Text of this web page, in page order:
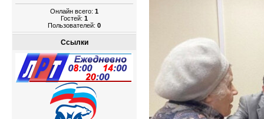
Онлайн всего: 1
Гостей: 1
Пользователей: 0
Ссылки